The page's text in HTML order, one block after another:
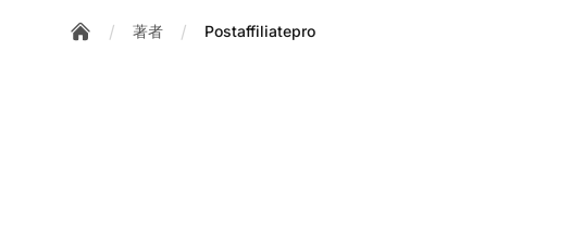
/ 著者 / Postaffiliatepro